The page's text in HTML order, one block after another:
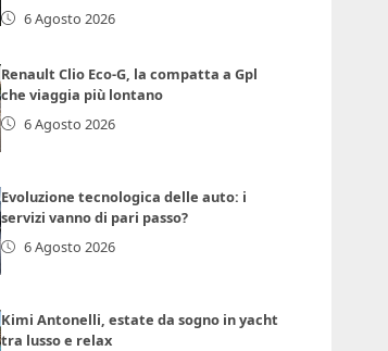
6 Agosto 2026
Renault Clio Eco-G, la compatta a Gpl
che viaggia più lontano
6 Agosto 2026
Evoluzione tecnologica delle auto: i
servizi vanno di pari passo?
6 Agosto 2026
Kimi Antonelli, estate da sogno in yacht
tra lusso e relax